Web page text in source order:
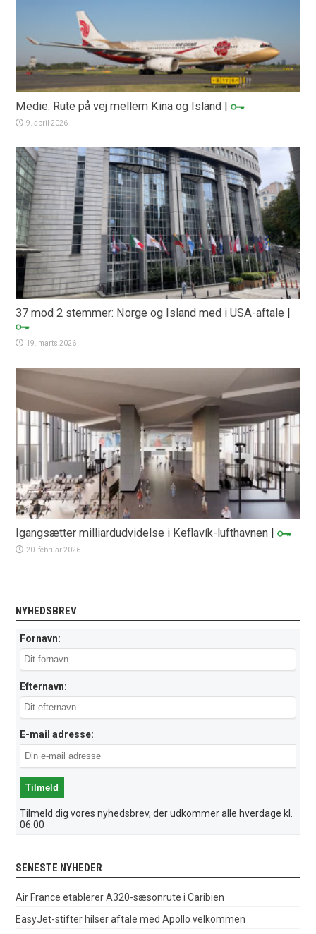
Medie: Rute på vej mellem Kina og Island |
9. april 2026
37 mod 2 stemmer: Norge og Island med i USA-aftale |
19. marts 2026
Igangsætter milliardudvidelse i Keflavík-lufthavnen |
20. februar 2026
NYHEDSBREV
Fornavn:
Efternavn:
E-mail adresse:
Tilmeld dig vores nyhedsbrev, der udkommer alle hverdage kl.
06:00
SENESTE NYHEDER
Air France etablerer A320-sæsonrute i Caribien
EasyJet-stifter hilser aftale med Apollo velkommen